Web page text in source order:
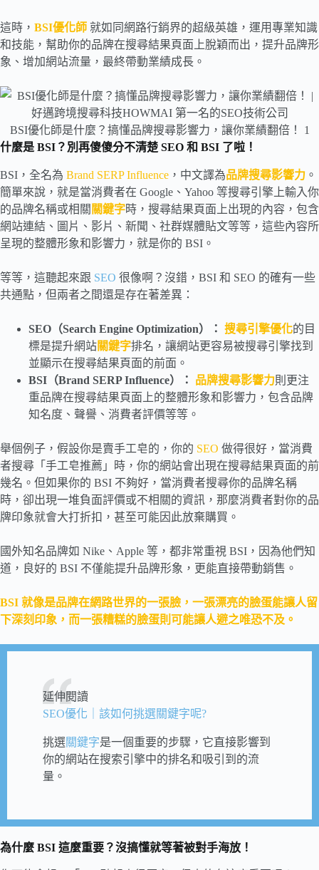
這時， BSI優化師 就如同網路行銷界的超級英雄，運用專業知識
和技能，幫助你的品牌在搜尋結果頁面上脫穎而出，提升品牌形
象、增加網站流量，最終帶動業績成長。
BSI優化師是什麼？搞懂品牌搜尋影響力，讓你業績翻倍！ 1
什麼是 BSI？別再傻傻分不清楚 SEO 和 BSI 了啦！
BSI，全名為 Brand SERP Influence ，中文譯為品牌搜尋影響力 。
簡單來說，就是當消費者在 Google、Yahoo 等搜尋引擎上輸入你
的品牌名稱或相關 關鍵字時，搜尋結果頁面上出現的內容，包含
網站連結、圖片、影片、新聞、社群媒體貼文等等，這些內容所
呈現的整體形象和影響力，就是你的 BSI。
等等，這聽起來跟 SEO 很像啊？沒錯，BSI 和 SEO 的確有一些
共通點，但兩者之間還是存在著差異：
SEO（Search Engine Optimization）： 搜尋引擎優化的目
標是提升網站關鍵字排名，讓網站更容易被搜尋引擎找到
並顯示在搜尋結果頁面的前面。
BSI（Brand SERP Influence）：
品牌搜尋影響力則更注
重品牌在搜尋結果頁面上的整體形象和影響力，包含品牌
知名度、聲譽、消費者評價等等。
舉個例子，假設你是賣手工皂的，你的 SEO 做得很好，當消費
者搜尋「手工皂推薦」時，你的網站會出現在搜尋結果頁面的前
幾名。但如果你的 BSI 不夠好，當消費者搜尋你的品牌名稱
時，卻出現一堆負面評價或不相關的資訊，那麼消費者對你的品
牌印象就會大打折扣，甚至可能因此放棄購買。
國外知名品牌如 Nike、Apple 等，都非常重視 BSI，因為他們知
道，良好的 BSI 不僅能提升品牌形象，更能直接帶動銷售。
BSI 就像是品牌在網路世界的一張臉，一張漂亮的臉蛋能讓人留
下深刻印象，而一張糟糕的臉蛋則可能讓人避之唯恐不及。
延伸閱讀
SEO優化｜該如何挑選關鍵字呢?
挑選關鍵字是一個重要的步驟，它直接影響到
你的網站在搜索引擎中的排名和吸引到的流
量。
為什麼 BSI 這麼重要？沒搞懂就等著被對手海放！